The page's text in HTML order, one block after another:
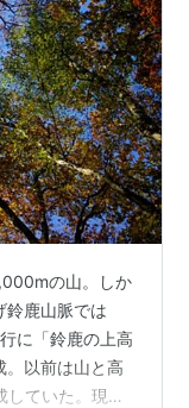
の山。しか
鈴鹿山脈では
に「鈴鹿の上高
。以前は山と高
していた。現在